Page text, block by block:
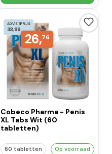
ADVIESPRIJS
33,99
26,76
Cobeco Pharma - Penis
XL Tabs Wit (60
tabletten)
60 tabletten Op voorraad